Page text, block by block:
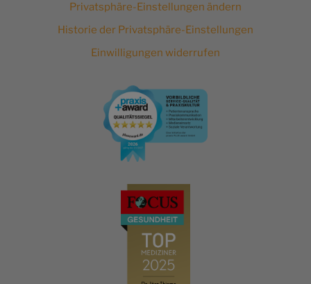
Privatsphäre-Einstellungen ändern
Historie der Privatsphäre-Einstellungen
Einwilligungen widerrufen